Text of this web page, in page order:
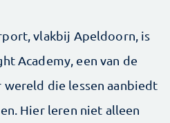
vlakbij Apeldoorn, is
Academy, een van de
die lessen aanbiedt
Hier leren niet alleen